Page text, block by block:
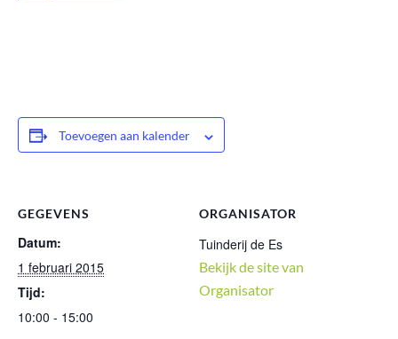
Toevoegen aan kalender
GEGEVENS
Datum:
1 februari 2015
Tijd:
10:00 - 15:00
ORGANISATOR
Tuinderij de Es
Bekijk de site van
Organisator